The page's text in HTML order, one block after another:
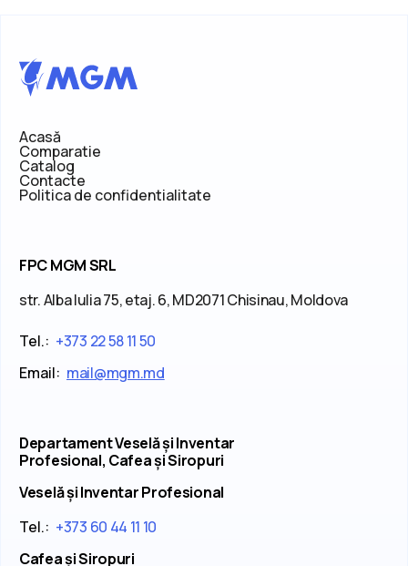
Acasă
Comparatie
Catalog
Contacte
Politica de confidentialitate
FPC MGM SRL
str. Alba Iulia 75, etaj. 6, MD2071 Chisinau, Moldova
Tel.: +373 22 58 11 50
Email: mail@mgm.md
Departament Veselă și Inventar
Profesional, Cafea și Siropuri
Veselă și Inventar Profesional
Tel.: +373 60 44 11 10
Cafea și Siropuri